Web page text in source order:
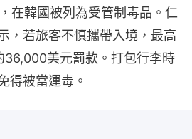
在韓國被列為受管制毒品。仁
，若旅客不慎攜帶入境，最高
36,000美元罰款。打包行李時
得被當運毒。